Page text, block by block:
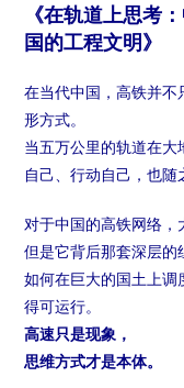
《在轨道上思考
国的工程文明》
在当代中国，高铁并不
形方式。
当五万公里的轨道在
自己、行动自己，也随
对于中国的高铁网络，
但是它背后那套深层的
如何在巨大的国土上
得可运行。
高速只是现象，
思维方式才是本体。